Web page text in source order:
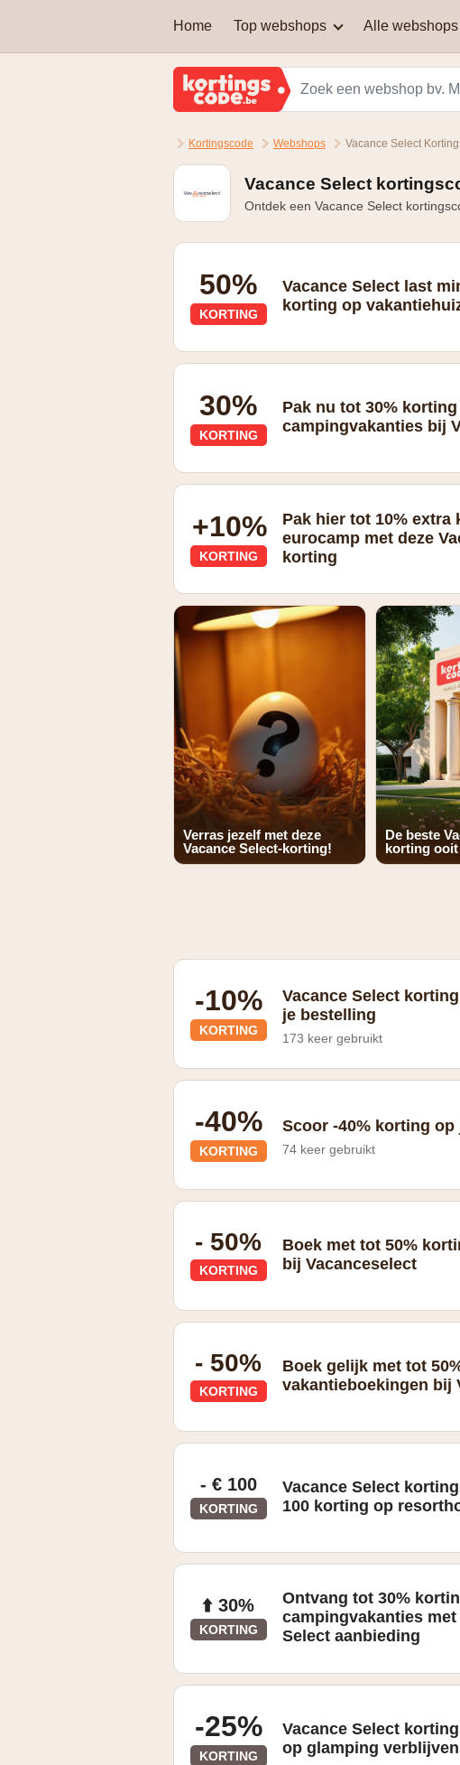
Home Top webshops
AEG
Martin's Hotels
Samsung Smeg
Alle webshops
Welke soort kortingscodes
zijn er?
Waar
vinden?
Kan je een kortingscode
combineren om nog extra
korting te krijgen?
Hoe
Kortingscode Webshops Vacance Select
Vacance Select
Ontdek een Vacance Select
50%
KORTING
Vacance Select last
korting op
30%
KORTING
Pak nu tot 30%
campingvakanties bij
+10%
KORTING
Pak hier tot 10% extra
eurocamp met deze
korting
eurocamp mega deals: 5 tot 10% extra korting
Verras jezelf met deze
Vacance Select-korting!
De beste
korting ooit
-10%
KORTING
Vacance Select
je bestelling
173 keer gebruikt
-40%
KORTING
Scoor -40% korting op
74 keer gebruikt
- 50%
KORTING
Boek met tot 50%
bij Vacanceselect
- 50%
KORTING
Boek gelijk met tot
vakantieboekingen bij
- € 100
KORTING
Vacance Select
100 korting op
⬆️ 30%
KORTING
Ontvang tot 30%
campingvakanties met
Select aanbieding
-25%
KORTING
Vacance Select
op glamping verblijven